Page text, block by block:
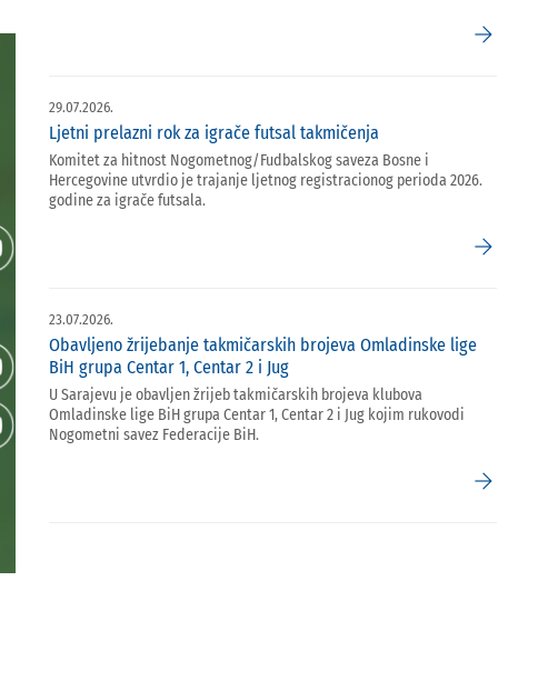
arrow_forward
29.07.2026.
Ljetni prelazni rok za igrače futsal takmičenja
Komitet za hitnost Nogometnog/Fudbalskog saveza Bosne i
Hercegovine utvrdio je trajanje ljetnog registracionog perioda 2026.
godine za igrače futsala.
arrow_forward
23.07.2026.
Obavljeno žrijebanje takmičarskih brojeva Omladinske lige
BiH grupa Centar 1, Centar 2 i Jug
U Sarajevu je obavljen žrijeb takmičarskih brojeva klubova
Omladinske lige BiH grupa Centar 1, Centar 2 i Jug kojim rukovodi
Nogometni savez Federacije BiH.
arrow_forward